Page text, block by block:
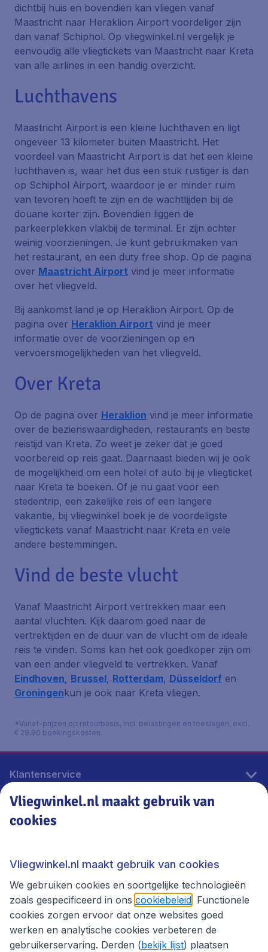
dichtbij huis en bovendien kan vliegen vanaf
Maastricht naar Heraklion Airport voordeliger zijn
dan vanaf Schiphol. Op vliegwinkel.nl vergelijk je
eenvoudig alle vliegtickets van Maastricht naar Kreta
van alle airlines in een handig overzicht.
Luchthavens
Maastricht Airport is een kleine luchthaven en ligt
ongeveer 13 kilometer buiten Maastricht. Het
voordeel van Maastricht Airport is dat het een kleine
luchthaven is, waar het dus een stuk rustiger is dan
op Schiphol Airport, waardoor je er minder ruim
van tevoren hoeft te zijn en de wachttijden bij de
douane korter zijn. Bovendien liggen de
parkeerplekken vlakbij de terminal. Er zijn echter
weinig voorzieningen. Je kunt gebruikmaken van
het restaurant, en een duty free shop. Op de pagina
over Maastricht Airport vind je meer informatie
over het vliegveld.
Bij aankomst land je op Heraklion Airport. Op de
pagina over Heraklion Airport vind je meer
informatie over de voorzieningen op en
vervoersmogelijkheden van het vliegveld.
Over Kreta
Op de pagina over Heraklion vind je meer informatie
over de bezienswaardigheden, restaurants en beste
reistijd van Kreta. Zo weet je zeker dat je goed
voorbereid op reis gaat. Daarnaast bieden wij je ook
de mogelijkheid om een hotel of auto bij je vliegticket
naar Kreta te boeken. Of je nu gaat voor een
stedentrip, een zakelijke reis of een langere
vakantie, bij vliegwinkel boek je de voordeligste
vliegtickets vanaf Maastricht naar Kreta en vele
andere bestemmingen.
Vind de beste vlucht
Vanaf Maastricht Airport vertrekken maar een
aantal vluchten. Kijk daarom goed naar de
vertrektijden en de duur van de vlucht om de ideale
reis te vinden. Soms kan het ook goedkoper zijn om
van een ander vliegveld te vertrekken. Vanaf
Eindhoven, Brussel, Rotterdam, Düsseldorf en
Groningenkun je ook naar Kreta vliegen.
*Vanaf-prijzen op retourbasis, incl. belastingen en toeslagen, excl.
€ 29,90 boekingskosten.
Klantenservice
Vliegwinkel.nl
Thema's
Vliegwinkel.nl maakt gebruik van
cookies
Vliegwinkel.nl maakt gebruik van cookies
We gebruiken cookies en soortgelijke technologieën
zoals gespecificeerd in ons cookiebeleid . Functionele
cookies zorgen ervoor dat onze websites goed
werken en analytische cookies verbeteren de
gebruikerservaring. Derden (bekijk lijst) plaatsen